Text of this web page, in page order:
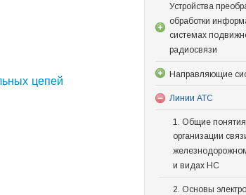
цепей
Устройства
обработки
системах
радиосвязи
Направляющие
Линии АТС
1. Общие
организации
и видах НС
2. Основы